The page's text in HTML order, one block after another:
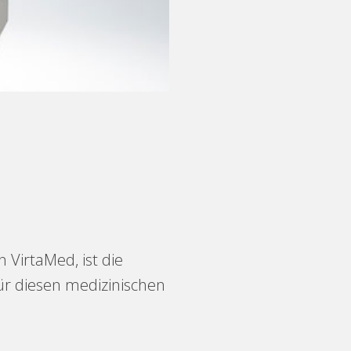
VirtaMed, ist die
diesen medizinischen